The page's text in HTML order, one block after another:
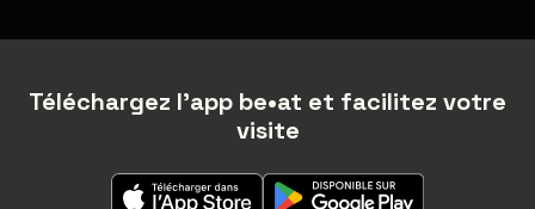
Téléchargez l'app be•at et facilitez votre
visite